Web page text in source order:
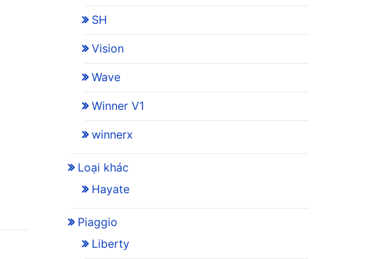
SH
Vision
Wave
Winner V1
winnerx
Loại khác
Hayate
Piaggio
Liberty